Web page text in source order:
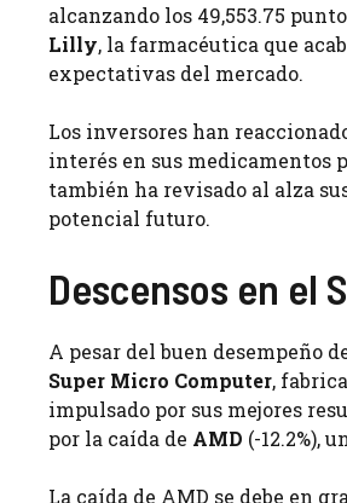
alcanzando los 49,553.75
Lilly, la farmacéutica que
expectativas del mercado.
Los inversores han
interés en sus medicamentos
también ha revisado al alza
potencial futuro.
Descensos en el
A pesar del buen desempeño
Super Micro Computer,
impulsado por sus mejores
por la caída de AMD (-12.2%),
La caída de AMD se debe en